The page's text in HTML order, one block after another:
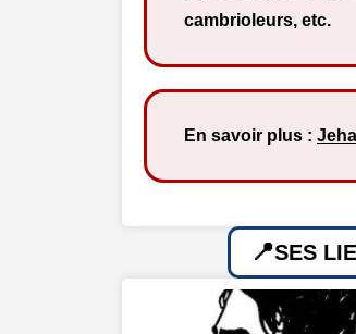
cambrioleurs, etc.
En savoir plus :
SES